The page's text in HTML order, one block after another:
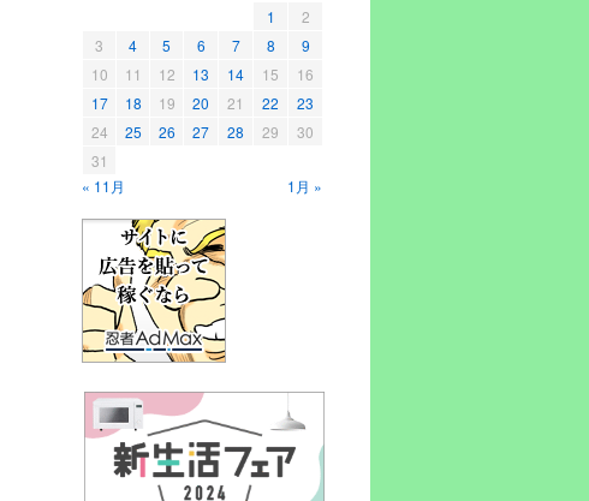
1
2
3
4 5 6 7 8
9
10
11 12 13 14 15
16
17
18 19 20 21 22
23
24
25 26 27 28 29
30
31
« 11月
1月 »